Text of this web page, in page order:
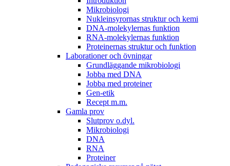
Mikrobiologi
Nukleinsyrornas struktur och kemi
DNA-molekylernas funktion
RNA-molekylernas funktion
Proteinernas struktur och funktion
Laborationer och övningar
Grundläggande mikrobiologi
Jobba med DNA
Jobba med proteiner
Gen-etik
Recept m.m.
Gamla prov
Slutprov o.dyl.
Mikrobiologi
DNA
RNA
Proteiner